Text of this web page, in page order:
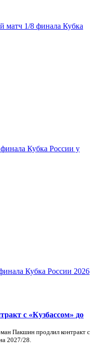
матч 1/8 финала Кубка
Кубка России у
Кубка России 2026
с «Кузбассом» до
Пакшин продлил контракт с
2027/28.